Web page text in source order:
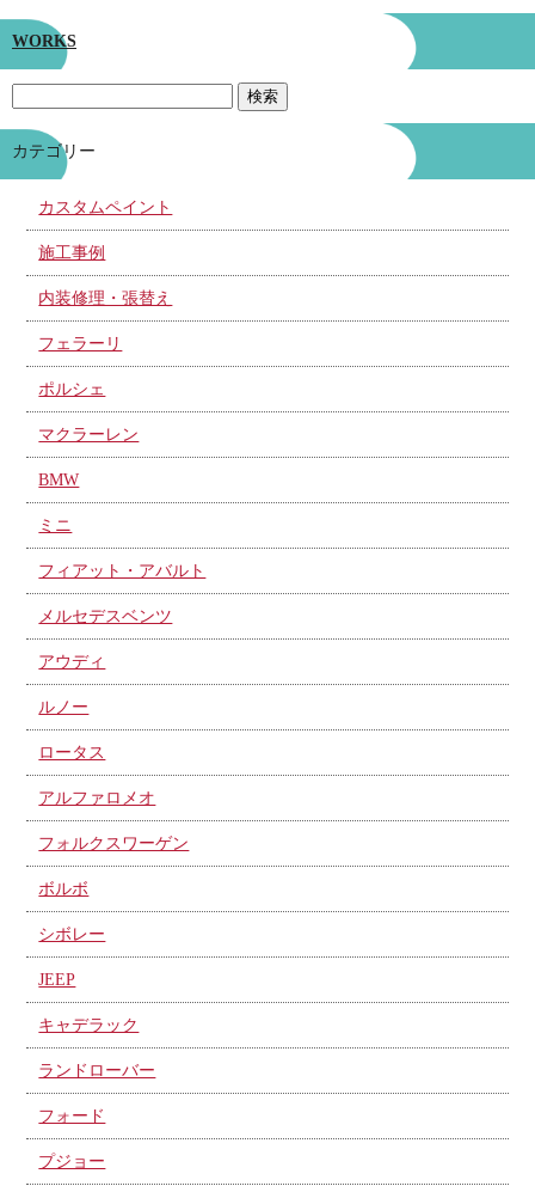
WORKS
カテゴリー
カスタムペイント
施工事例
内装修理・張替え
フェラーリ
ポルシェ
マクラーレン
BMW
ミニ
フィアット・アバルト
メルセデスベンツ
アウディ
ルノー
ロータス
アルファロメオ
フォルクスワーゲン
ボルボ
シボレー
JEEP
キャデラック
ランドローバー
フォード
プジョー